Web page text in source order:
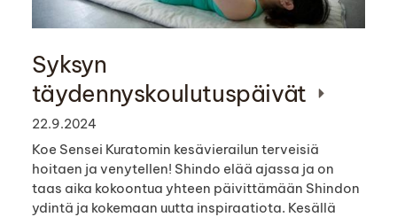
Syksyn
täydennyskoulutuspäivät
22.9.2024
Koe Sensei Kuratomin kesävierailun terveisiä
hoitaen ja venytellen! Shindo elää ajassa ja on
taas aika kokoontua yhteen päivittämään Shindon
ydintä ja kokemaan uutta inspiraatiota. Kesällä